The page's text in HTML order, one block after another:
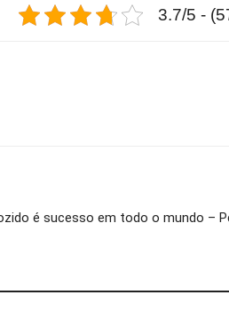
3.7/5 -
é sucesso em todo o mundo –